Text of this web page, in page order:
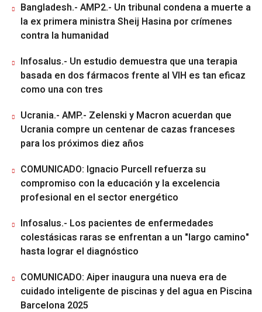
Bangladesh.- AMP2.- Un tribunal condena a muerte a
la ex primera ministra Sheij Hasina por crímenes
contra la humanidad
Infosalus.- Un estudio demuestra que una terapia
basada en dos fármacos frente al VIH es tan eficaz
como una con tres
Ucrania.- AMP.- Zelenski y Macron acuerdan que
Ucrania compre un centenar de cazas franceses
para los próximos diez años
COMUNICADO: Ignacio Purcell refuerza su
compromiso con la educación y la excelencia
profesional en el sector energético
Infosalus.- Los pacientes de enfermedades
colestásicas raras se enfrentan a un "largo camino"
hasta lograr el diagnóstico
COMUNICADO: Aiper inaugura una nueva era de
cuidado inteligente de piscinas y del agua en Piscina
Barcelona 2025